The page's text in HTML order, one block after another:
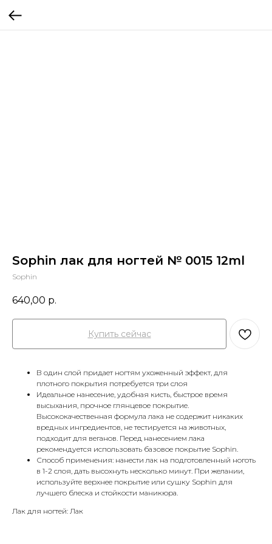
Sophin лак для ногтей № 0015 12ml
Sophin
640,00 р.
Купить сейчас
В один слой придает ногтям ухоженный эффект, для
плотного покрытия потребуется три слоя
Идеальное нанесение, удобная кисть, быстрое время
высыхания, прочное глянцевое покрытие.
Высококачественная формула лака не содержит никаких
вредных ингредиентов, не тестируется на животных,
подходит для веганов. Перед нанесением лака
рекомендуется использовать базовое покрытие Sophin.
Способ применения: нанести лак на подготовленный ноготь
в 1-2 слоя, дать высохнуть несколько минут. При желании,
используйте верхнее покрытие или сушку Sophin для
лучшего блеска и стойкости маникюра.
Лак для ногтей: Лак